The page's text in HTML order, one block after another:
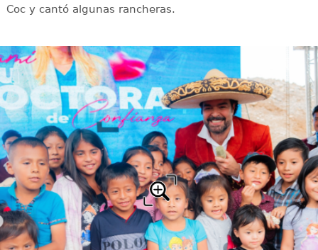
Coc y cantó algunas rancheras.